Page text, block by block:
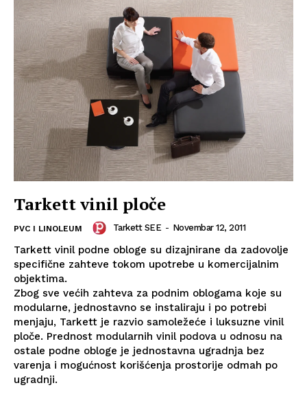
Tarkett vinil ploče
PVC I LINOLEUM Tarkett SEE - Novembar 12, 2011
Tarkett vinil podne obloge su dizajnirane da zadovolje
specifične zahteve tokom upotrebe u komercijalnim
objektima.
Zbog sve većih zahteva za podnim oblogama koje su
modularne, jednostavno se instaliraju i po potrebi
menjaju, Tarkett je razvio samoležeće i luksuzne vinil
ploče. Prednost modularnih vinil podova u odnosu na
ostale podne obloge je jednostavna ugradnja bez
varenja i mogućnost korišćenja prostorije odmah po
ugradnji.